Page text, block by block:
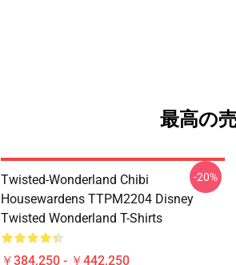
最高の
Twisted-Wonderland Chibi
Housewardens TTPM2204 Disney
Twisted Wonderland T-Shirts
￥384,250 - ￥442,250
-20%